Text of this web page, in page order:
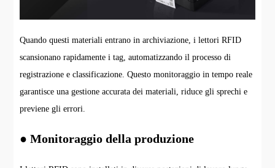
Quando questi materiali entrano in archiviazione, i lettori RFID
scansionano rapidamente i tag, automatizzando il processo di
registrazione e classificazione. Questo monitoraggio in tempo reale
garantisce una gestione accurata dei materiali, riduce gli sprechi e
previene gli errori.
● Monitoraggio della produzione